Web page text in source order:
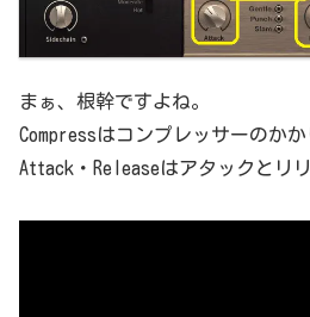
まぁ、根幹ですよね。
Compressはコンプレッサーのかか
Attack・Releaseはアタックとリ